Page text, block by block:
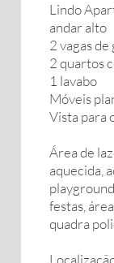
Lindo
andar alto
2 vagas
2 quartos
1 lavabo
Móveis
Vista para
Área de
aquecida,
festas,
quadra